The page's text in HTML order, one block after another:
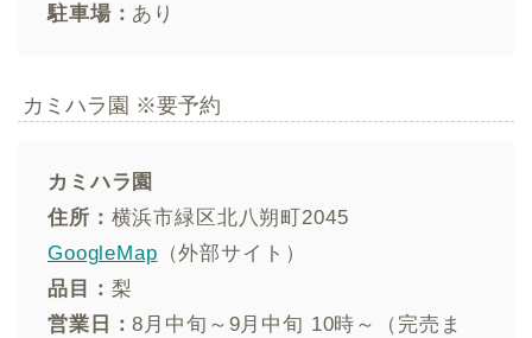
駐車場： あり
カミハラ園 ※要予約
カミハラ園
住所： 横浜市緑区北八朔町2045
GoogleMap （外部サイト）
品目： 梨
営業日：8月中旬～9月中旬 10時～（完売ま